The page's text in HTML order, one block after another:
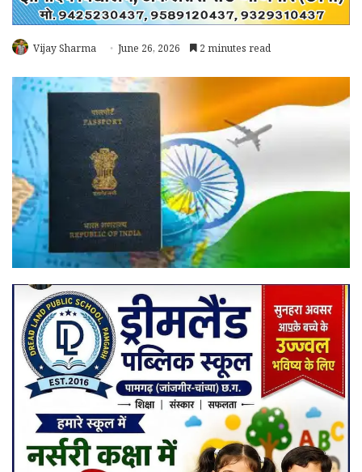
Vijay Sharma June 26, 2026 2 minutes read